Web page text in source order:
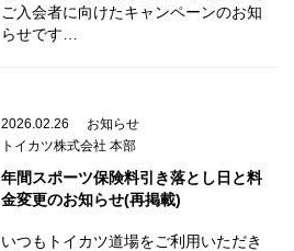
ご入会者に向けたキャンペーンのお知
らせです…
2026.02.26
お知らせ
トイカツ株式会社 本部
年間スポーツ保険料引き落とし日と料
金変更のお知らせ(再掲載)
いつもトイカツ道場をご利用いただき